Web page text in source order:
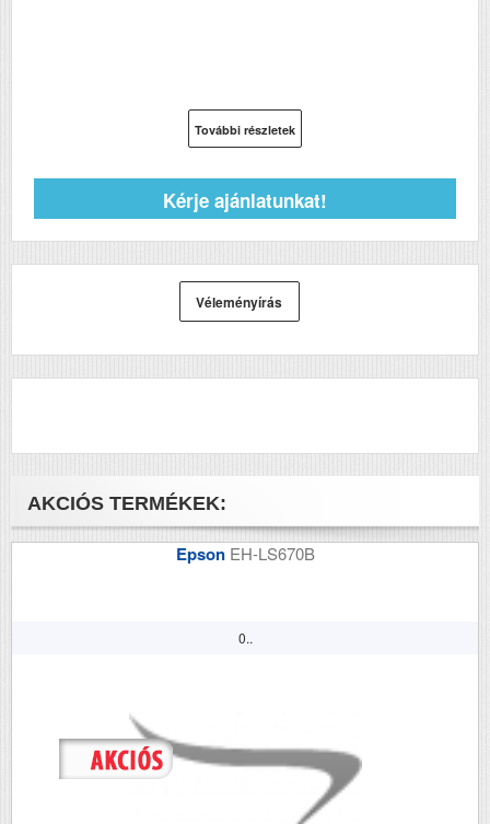
További részletek
Kérje ajánlatunkat!
Véleményírás
AKCIÓS TERMÉKEK:
Epson EH-LS670B
0..